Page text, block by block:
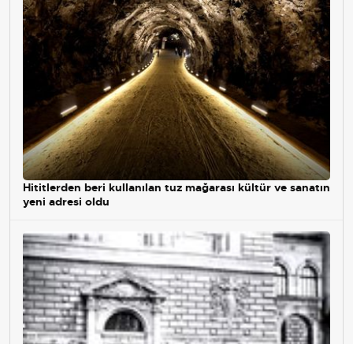
Hititlerden beri kullanılan tuz mağarası kültür ve sanatın
yeni adresi oldu